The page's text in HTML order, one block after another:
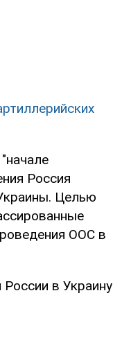
Россия
Целью
ООС в
в Украину